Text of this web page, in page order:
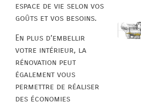
espace de vie selon vos
goûts et vos besoins.
En plus d’embellir
votre intérieur, la
rénovation peut
également vous
permettre de réaliser
des économies